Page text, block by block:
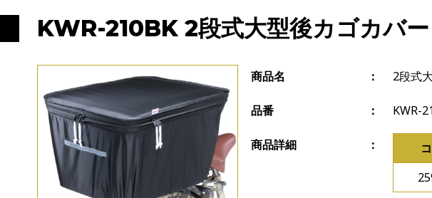
KWR-210BK 2段式大型後カゴカバー
商品名 2段式
品番 KWR-
商品詳細